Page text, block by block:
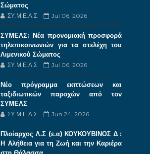
Σώματος
ΣΥ.Μ.Ε.Λ.Σ. Jul 06, 2026
ΣΥΜΕΛΣ: Νέα προνομιακή προσφορά
τηλεπικοινωνιών για τα στελέχη του
Λιμενικού Σώματος
ΣΥ.Μ.Ε.Λ.Σ. Jul 06, 2026
Νέο πρόγραμμα εκπτώσεων και
ταξιδιωτικών παροχών από τον
ΣΥΜΕΛΣ
ΣΥ.Μ.Ε.Λ.Σ. Jun 24, 2026
Πλοίαρχος Λ.Σ (ε.α) ΚΟΥΚΟΥΒΙΝΟΣ Δ :
Η Αλήθεια για τη Ζωή και την Καριέρα